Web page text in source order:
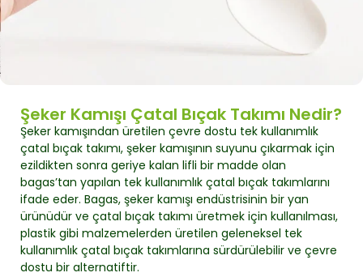
Şeker Kamışı Çatal Bıçak Takımı Nedir?
Şeker kamışından üretilen çevre dostu tek kullanımlık
çatal bıçak takımı, şeker kamışının suyunu çıkarmak için
ezildikten sonra geriye kalan lifli bir madde olan
bagas’tan yapılan tek kullanımlık çatal bıçak takımlarını
ifade eder. Bagas, şeker kamışı endüstrisinin bir yan
ürünüdür ve çatal bıçak takımı üretmek için kullanılması,
plastik gibi malzemelerden üretilen geleneksel tek
kullanımlık çatal bıçak takımlarına sürdürülebilir ve çevre
dostu bir alternatiftir.